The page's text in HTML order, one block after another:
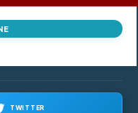
TWITTER